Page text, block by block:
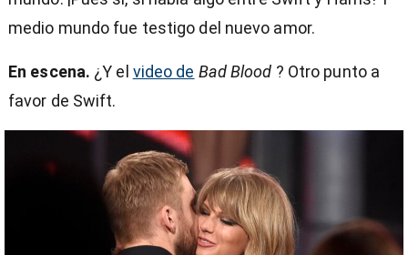
medio mundo fue testigo del nuevo amor.
En escena. ¿Y el video de Bad Blood ? Otro punto a
favor de Swift.